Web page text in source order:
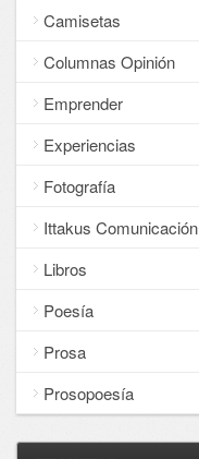
Camisetas
Columnas Opinión
Emprender
Experiencias
Fotografía
Ittakus Comunicación
Libros
Poesía
Prosa
Prosopoesía